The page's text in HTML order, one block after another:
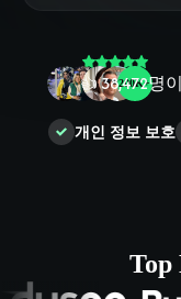
🤝100,000+
🌟2,504 명의
개인 정보 보호
Top